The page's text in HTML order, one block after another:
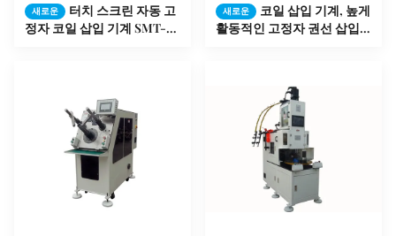
새로운
터치 스크린 자동 고
정자 코일 삽입 기계 SMT-
새로운
코일 삽입 기계, 높게
활동적인 고정자 권선 삽입